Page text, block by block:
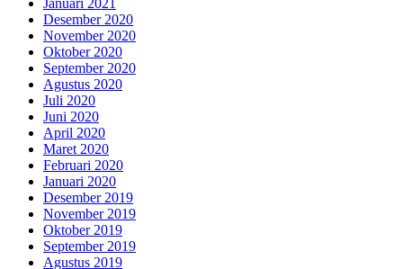
Desember 2020
November 2020
Oktober 2020
September 2020
Agustus 2020
Juli 2020
Juni 2020
April 2020
Maret 2020
Februari 2020
Januari 2020
Desember 2019
November 2019
Oktober 2019
September 2019
Agustus 2019